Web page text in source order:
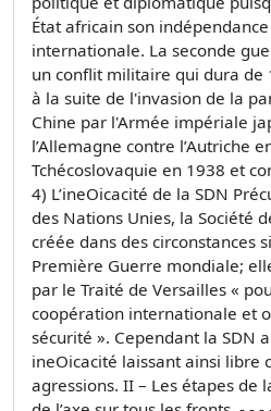
État africain son
internationale. La seconde
un conﬂit militaire qui dura de
à la suite de l'invasion de la
Chine par l'Armée impériale
l’Allemagne contre l’Autriche
Tchécoslovaquie en 1938 et
4) L’ineOicacité de la SDN
des Nations Unies, la Société
créée dans des circonstances
Première Guerre mondiale;
par le Traité de Versailles «
coopération internationale et
sécurité ». Cependant la SDN
ineOicacité laissant ainsi libre
agressions. II – Les étapes de